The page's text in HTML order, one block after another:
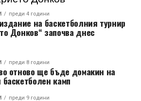
преди 4 години
на баскетболния турнир
Донков“ започва днес
преди 8 години
отново ще бъде домакин на
баскетболен камп
преди 9 години